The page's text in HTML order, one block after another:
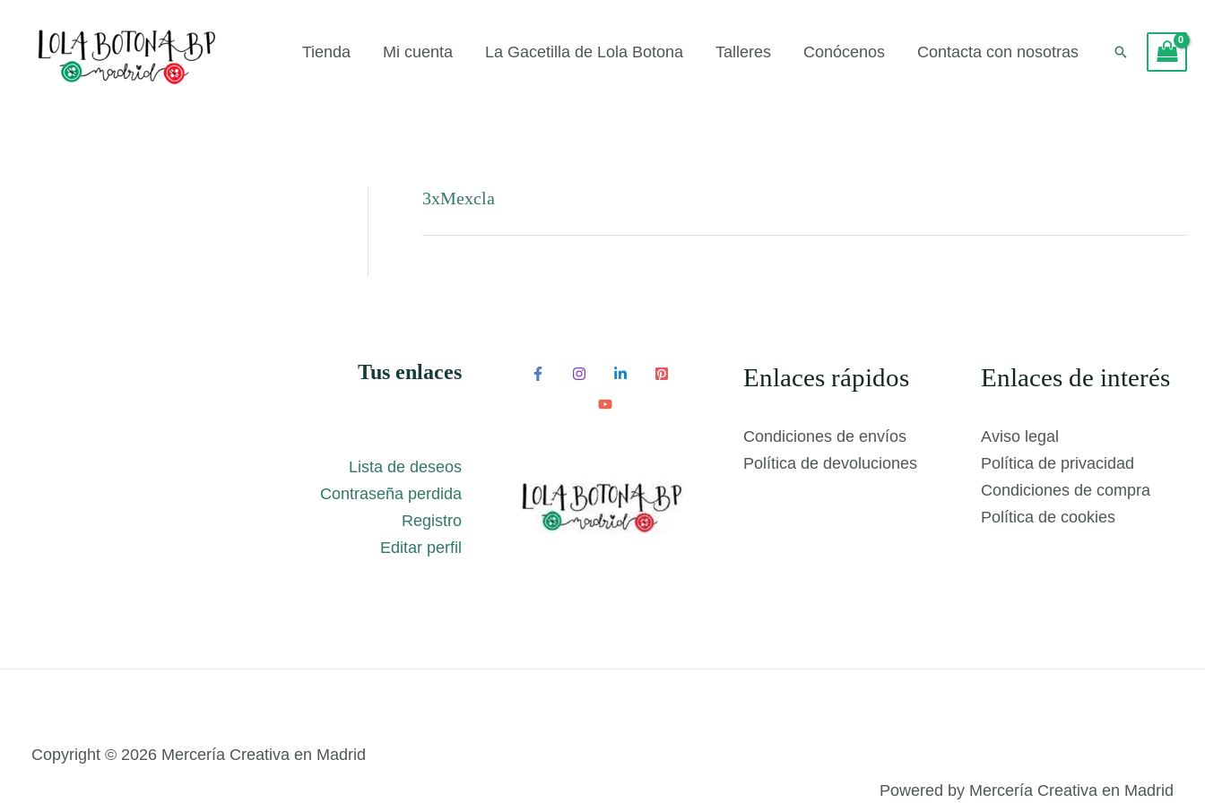
contenido
Tienda Mi cuenta La Gacetilla de Lola Botona Talleres Conócenos Contacta con nosotras Buscar
3xMexcla
Tus enlaces
Lista de deseos
Contraseña perdida
Registro
Editar perfil
Enlaces rápidos
Condiciones de envíos
Política de devoluciones
Enlaces de interés
Aviso legal
Política de privacidad
Condiciones de compra
Política de cookies
Copyright © 2026 Mercería Creativa en Madrid
Powered by Mercería Creativa en Madrid